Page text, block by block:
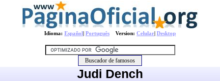
Idioma: Español| Português Version: Celular| Desktop
Judi Dench